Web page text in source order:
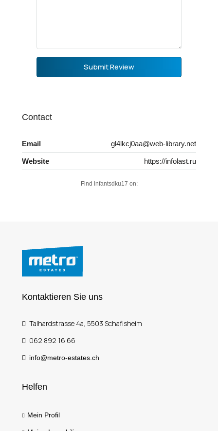
Submit Review
Contact
Email gl4lkcj0aa@web-library.net
Website https://infolast.ru
Find infantsdku17 on:
Kontaktieren Sie uns
Talhardstrasse 4a, 5503 Schafisheim
062 892 16 66
info@metro-estates.ch
Helfen
Mein Profil